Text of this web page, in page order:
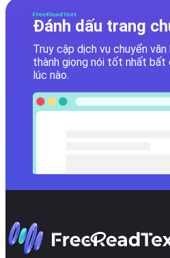
Đánh dấu trang
Truy cập dịch vụ chuyển văn
thành giọng nói tốt nhất bất
lúc nào.